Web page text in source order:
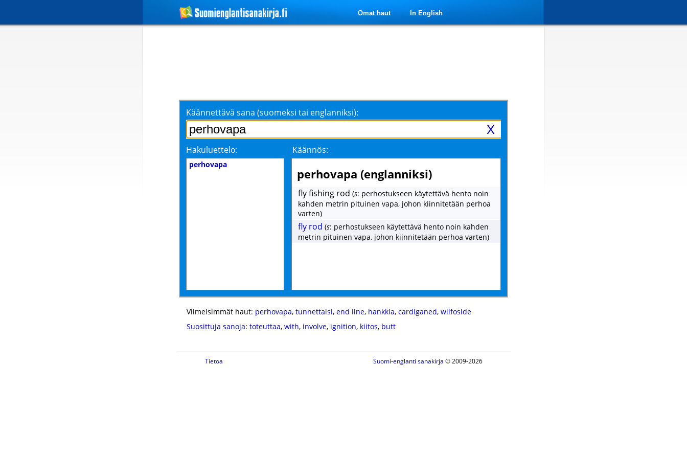
Omat haut In English
Käännettävä sana (suomeksi tai englanniksi):
X
Hakuluettelo: Käännös:
perhovapa
perhovapa (englanniksi)
fly fishing rod (s: perhostukseen käytettävä hento noin
kahden metrin pituinen vapa, johon kiinnitetään perhoa
varten)
fly rod (s: perhostukseen käytettävä hento noin kahden
metrin pituinen vapa, johon kiinnitetään perhoa varten)
Viimeisimmät haut: perhovapa, tunnettaisi, end line, hankkia, cardiganed, wilfoside
Suosittuja sanoja: toteuttaa, with, involve, ignition, kiitos, butt
Tietoa Suomi-englanti sanakirja © 2009-2026